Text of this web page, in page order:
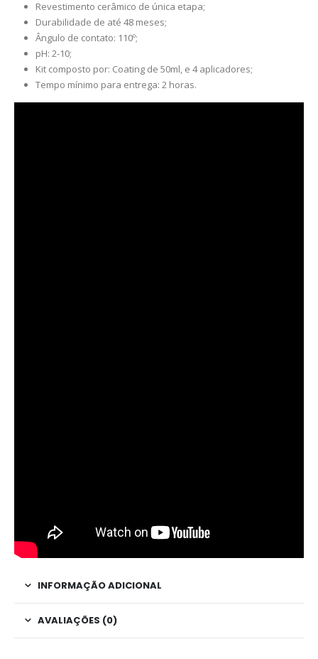
Revestimento cerâmico de única etapa;
Durabilidade de até 48 meses;
ngulo de contato: 110º;
pH: 2-10;
Kit composto por: Coating de 50ml, e 4 aplicadores;
Tempo mínimo para entrega: 2 horas.
INFORMAÇÃO ADICIONAL
AVALIAÇÕES (0)